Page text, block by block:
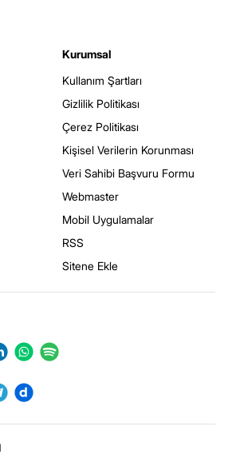
Kurumsal
Kullanım Şartları
Gizlilik Politikası
Çerez Politikası
Kişisel Verilerin Korunması
Veri Sahibi Başvuru Formu
Webmaster
Mobil Uygulamalar
RSS
Sitene Ekle